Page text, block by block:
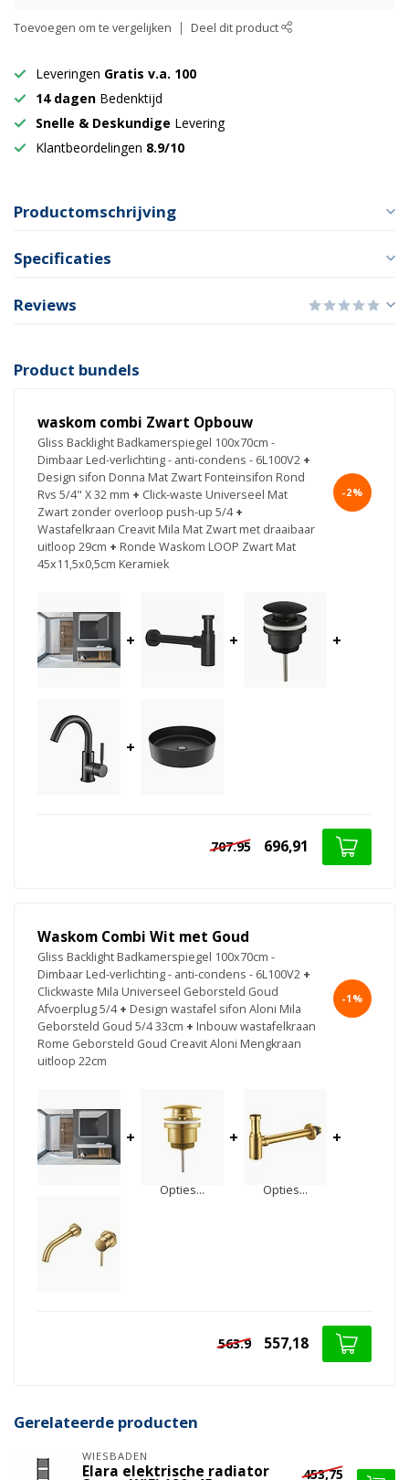
Toevoegen om te vergelijken Deel dit product
Leveringen Gratis v.a. 100
14 dagen Bedenktijd
Snelle & Deskundige Levering
Klantbeordelingen 8.9/10
Productomschrijving
Specificaties
Reviews
Product bundels
waskom combi Zwart Opbouw
Gliss Backlight Badkamerspiegel 100x70cm -
Dimbaar Led-verlichting - anti-condens - 6L100V2 +
Design sifon Donna Mat Zwart Fonteinsifon Rond
Rvs 5/4" X 32 mm + Click-waste Universeel Mat
Zwart zonder overloop push-up 5/4 +
Wastafelkraan Creavit Mila Mat Zwart met draaibaar
uitloop 29cm + Ronde Waskom LOOP Zwart Mat
45x11,5x0,5cm Keramiek
-2%
+ + +
+
707.95 696,91
Waskom Combi Wit met Goud
Gliss Backlight Badkamerspiegel 100x70cm -
Dimbaar Led-verlichting - anti-condens - 6L100V2 +
Clickwaste Mila Universeel Geborsteld Goud
Afvoerplug 5/4 + Design wastafel sifon Aloni Mila
Geborsteld Goud 5/4 33cm + Inbouw wastafelkraan
Rome Geborsteld Goud Creavit Aloni Mengkraan
uitloop 22cm
-1%
+
Opties...
+
Opties...
+
563.9 557,18
Gerelateerde producten
WIESBADEN
Elara elektrische radiator 453,75